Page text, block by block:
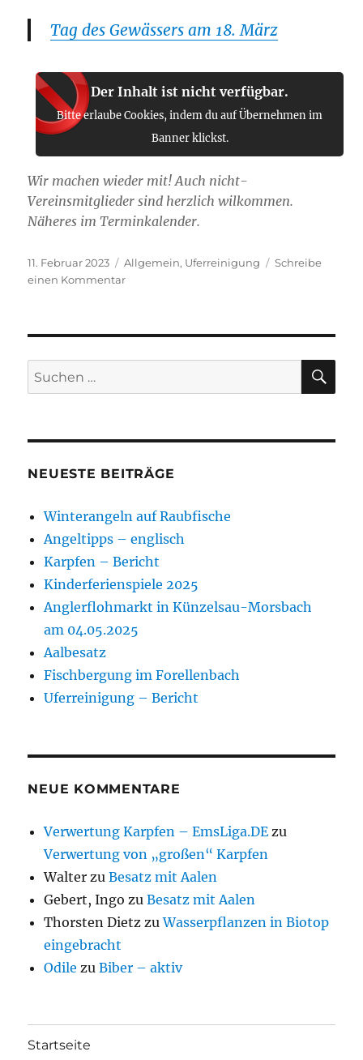
Tag des Gewässers am 18. März
Der Inhalt ist nicht verfügbar.
Bitte erlaube Cookies, indem du auf Übernehmen im
Banner klickst.
Wir machen wieder mit! Auch nicht-
Vereinsmitglieder sind herzlich wilkommen.
Näheres im Terminkalender.
Veröffentlicht
am
11. Februar 2023 Kategorien
Allgemein, Uferreinigung
Schreibe
einen Kommentarzu
Gewässers
Suchen
nach:
NEUESTE BEITRÄGE
Winterangeln auf Raubfische
Angeltipps – englisch
Karpfen – Bericht
Kinderferienspiele 2025
Anglerflohmarkt in Künzelsau-Morsbach
am 04.05.2025
Aalbesatz
Fischbergung im Forellenbach
Uferreinigung – Bericht
NEUE KOMMENTARE
Verwertung Karpfen – EmsLiga.DE zu
Verwertung von „großen“ Karpfen
Walter zuBesatz mit Aalen
Gebert, Ingo zuBesatz mit Aalen
Thorsten Dietz zuWasserpflanzen in Biotop
eingebracht
Odile zuBiber – aktiv
Startseite